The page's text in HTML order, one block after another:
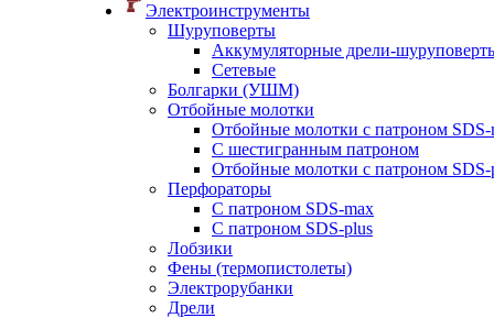
Электроинструменты
Шуруповерты
Аккумуляторные дрели-
Сетевые
Болгарки (УШМ)
Отбойные молотки
Отбойные молотки с патроном SDS-
С шестигранным патроном
Отбойные молотки с патроном SDS-
Перфораторы
С патроном SDS-max
С патроном SDS-plus
Лобзики
Фены (термопистолеты)
Электрорубанки
Дрели